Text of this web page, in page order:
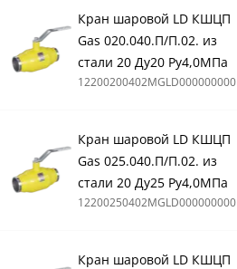
Кран шаровой LD КШЦП
Gas 020.040.П/П.02. из
стали 20 Ду20 Ру4,0МПа
12200200402MGLD000000000
Кран шаровой LD КШЦП
Gas 025.040.П/П.02. из
стали 20 Ду25 Ру4,0МПа
12200250402MGLD000000000
Кран шаровой LD КШЦП